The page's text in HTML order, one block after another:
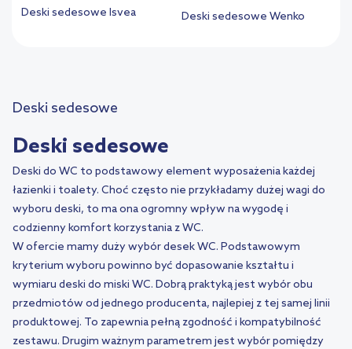
Deski sedesowe Isvea
Deski sedesowe Wenko
Deski sedesowe
Deski sedesowe
Deski do WC to podstawowy element wyposażenia każdej
łazienki i toalety. Choć często nie przykładamy dużej wagi do
wyboru deski, to ma ona ogromny wpływ na wygodę i
codzienny komfort korzystania z WC.
W ofercie mamy duży wybór desek WC. Podstawowym
kryterium wyboru powinno być dopasowanie kształtu i
wymiaru deski do miski WC. Dobrą praktyką jest wybór obu
przedmiotów od jednego producenta, najlepiej z tej samej linii
produktowej. To zapewnia pełną zgodność i kompatybilność
zestawu. Drugim ważnym parametrem jest wybór pomiędzy